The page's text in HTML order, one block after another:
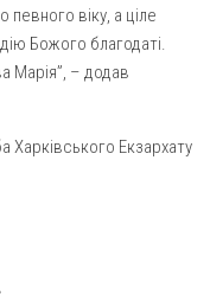
(м. Суми)
(м. Охтирка)
Дім Милосердя
віку, а ціле
Божого благодаті.
Марія”, – додав
Харківського Екзархату